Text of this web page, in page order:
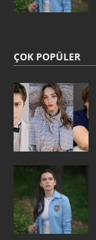
ÇOK POPÜLER